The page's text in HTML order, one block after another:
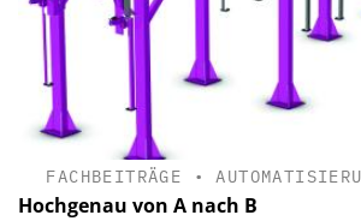
FACHBEITRÄGE •
Hochgenau von A nach B